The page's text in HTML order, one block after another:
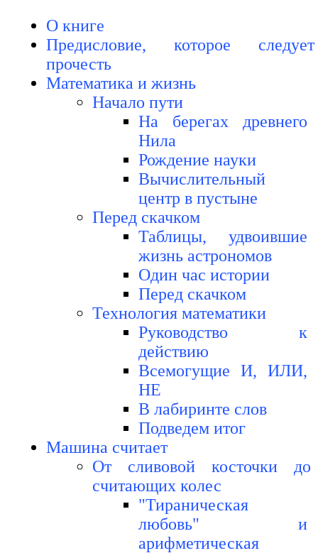
О книге
Предисловие, которое следует
прочесть
Математика и жизнь
Начало пути
На берегах древнего
Нила
Рождение науки
Вычислительный
центр в пустыне
Перед скачком
Таблицы, удвоившие
жизнь астрономов
Один час истории
Перед скачком
Технология математики
Руководство к
действию
Всемогущие И, ИЛИ,
НЕ
В лабиринте слов
Подведем итог
Машина считает
От сливовой косточки до
считающих колес
"Тираническая
любовь" и
арифметическая